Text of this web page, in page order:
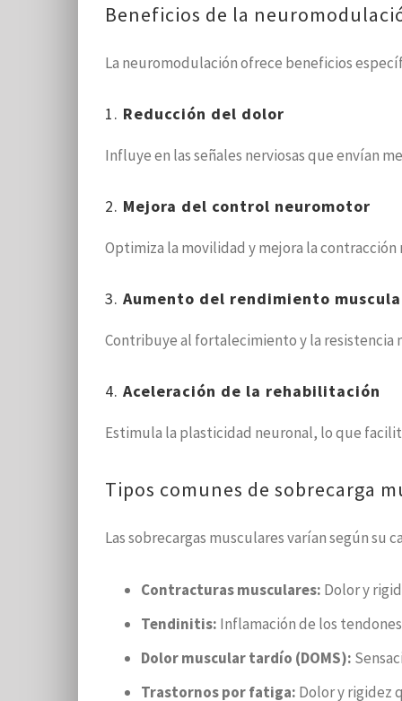
Beneficios de la
La neuromodulación ofrece beneficios
1. Reducción del dolor
Influye en las señales nerviosas que envían
2. Mejora del control neuromotor
Optimiza la movilidad y mejora la contracción
3. Aumento del rendimiento
Contribuye al fortalecimiento y la resistencia
4. Aceleración de la rehabilitación
Estimula la plasticidad neuronal, lo que
Tipos comunes de sobrecarga
Las sobrecargas musculares varían según su
Contracturas musculares: Dolor y
Tendinitis: Inflamación de los
Dolor muscular tardío (DOMS):
Trastornos por fatiga: Dolor y rigidez